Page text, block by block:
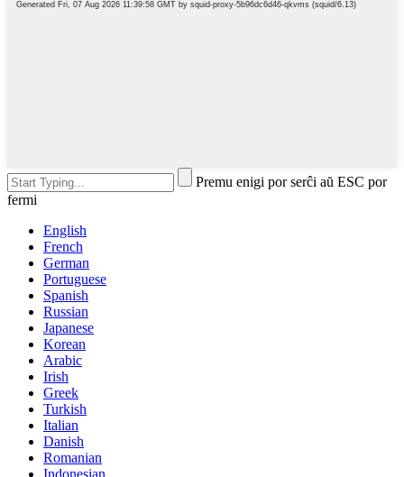
Premu enigi por serĉi aŭ ESC por
fermi
English
French
German
Portuguese
Spanish
Russian
Japanese
Korean
Arabic
Irish
Greek
Turkish
Italian
Danish
Romanian